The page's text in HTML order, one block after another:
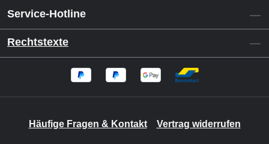
Service-Hotline
Rechtstexte
Häufige Fragen & Kontakt Vertrag widerrufen